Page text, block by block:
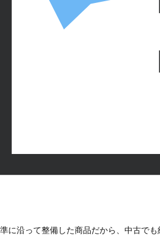
に沿って整備した商品だから、中古で